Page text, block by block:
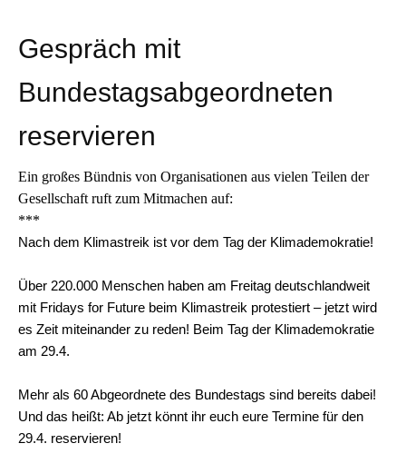
Gespräch mit
Bundestagsabgeordneten
reservieren
Ein großes Bündnis von Organisationen aus vielen Teilen der
Gesellschaft ruft zum Mitmachen auf:
***
Nach dem Klimastreik ist vor dem Tag der Klimademokratie!
Über 220.000 Menschen haben am Freitag deutschlandweit
mit Fridays for Future beim Klimastreik protestiert – jetzt wird
es Zeit miteinander zu reden! Beim Tag der Klimademokratie
am 29.4.
Mehr als 60 Abgeordnete des Bundestags sind bereits dabei!
Und das heißt: Ab jetzt könnt ihr euch eure Termine für den
29.4. reservieren!